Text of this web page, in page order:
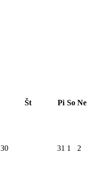
Št Pi So Ne
30 31 1 2